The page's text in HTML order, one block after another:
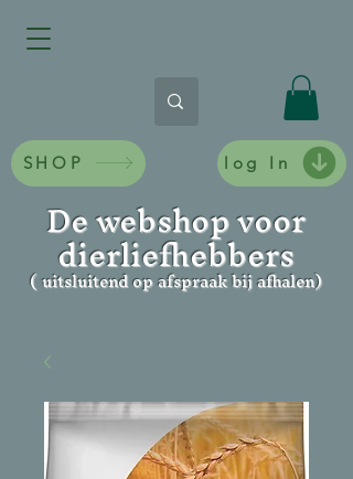
SHOP log In
De webshop voor
dierliefhebbers
( uitsluitend op afspraak bij afhalen)